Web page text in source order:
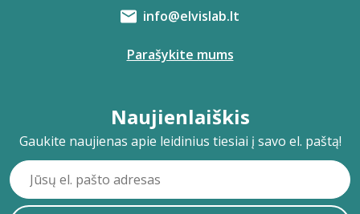
info@elvislab.lt
Parašykite mums
Naujienlaiškis
Gaukite naujienas apie leidinius tiesiai į savo el. paštą!